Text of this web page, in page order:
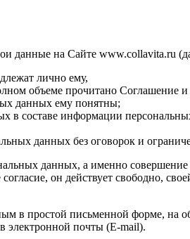
данные на Сайте www.collavita.ru
лично ему,
объеме прочитано
данных ему понятны;
в составе информации
данных без оговорок и
данных, а именно
он действует свободно,
в простой письменной форме,
электронной почты (E-mail).